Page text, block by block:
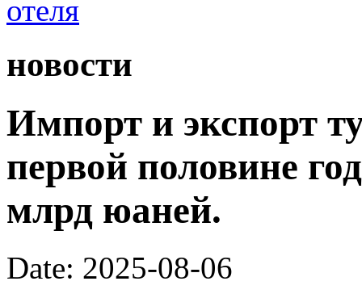
новости
Импорт и экспорт
первой половине
млрд юаней.
Date: 2025-08-06